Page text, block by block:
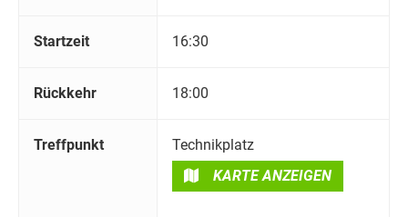
Startzeit 16:30
Rückkehr 18:00
Treffpunkt
Technikplatz
KARTE ANZEIGEN